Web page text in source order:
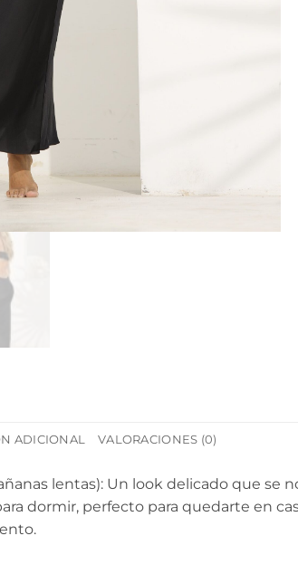
ADICIONAL VALORACIONES (0)
lentas): Un look delicado que se
dormir, perfecto para quedarte en